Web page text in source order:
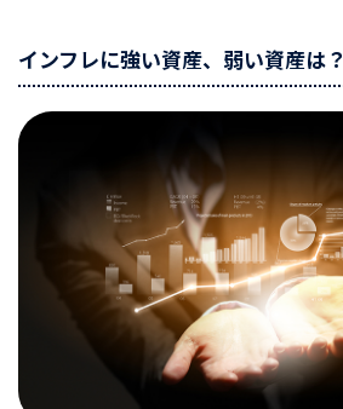
インフレに強い資産、弱い資産は？